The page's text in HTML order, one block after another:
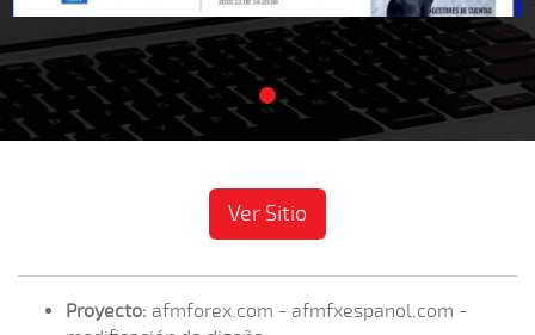
Ver Sitio
Proyecto: afmforex.com - afmfxespanol.com -